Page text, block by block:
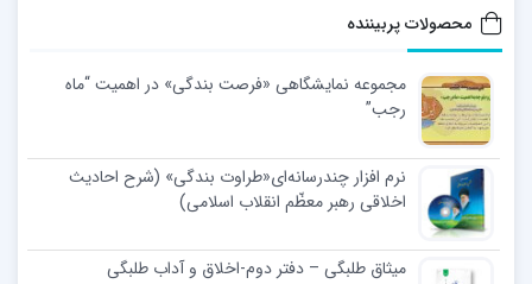
محصولات پربیننده
مجموعه نمایشگاهی «فرصت بندگی» در اهمیت “ماه
رجب”
نرم افزار چندرسانه‌ای«طراوت بندگی» (شرح احادیث
اخلاقی رهبر معظّم انقلاب اسلامی)
میثاق طلبگی – دفتر دوم-اخلاق و آداب طلبگی